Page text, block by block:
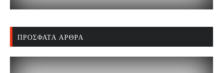
ΠΡΌΣΦΑΤΑ ΆΡΘΡΑ